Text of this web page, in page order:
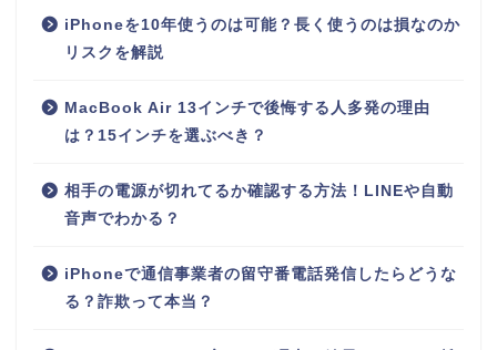
iPhoneを10年使うのは可能？長く使うのは損なのか
リスクを解説
MacBook Air 13インチで後悔する人多発の理由
は？15インチを選ぶべき？
相手の電源が切れてるか確認する方法！LINEや自動
音声でわかる？
iPhoneで通信事業者の留守番電話発信したらどうな
る？詐欺って本当？